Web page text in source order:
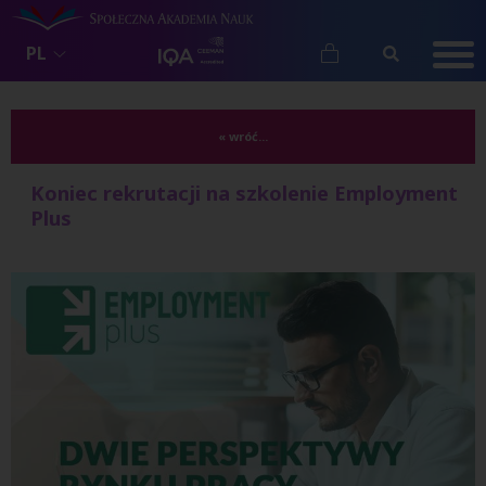
PL
« wróć...
Koniec rekrutacji na szkolenie Employment
Plus